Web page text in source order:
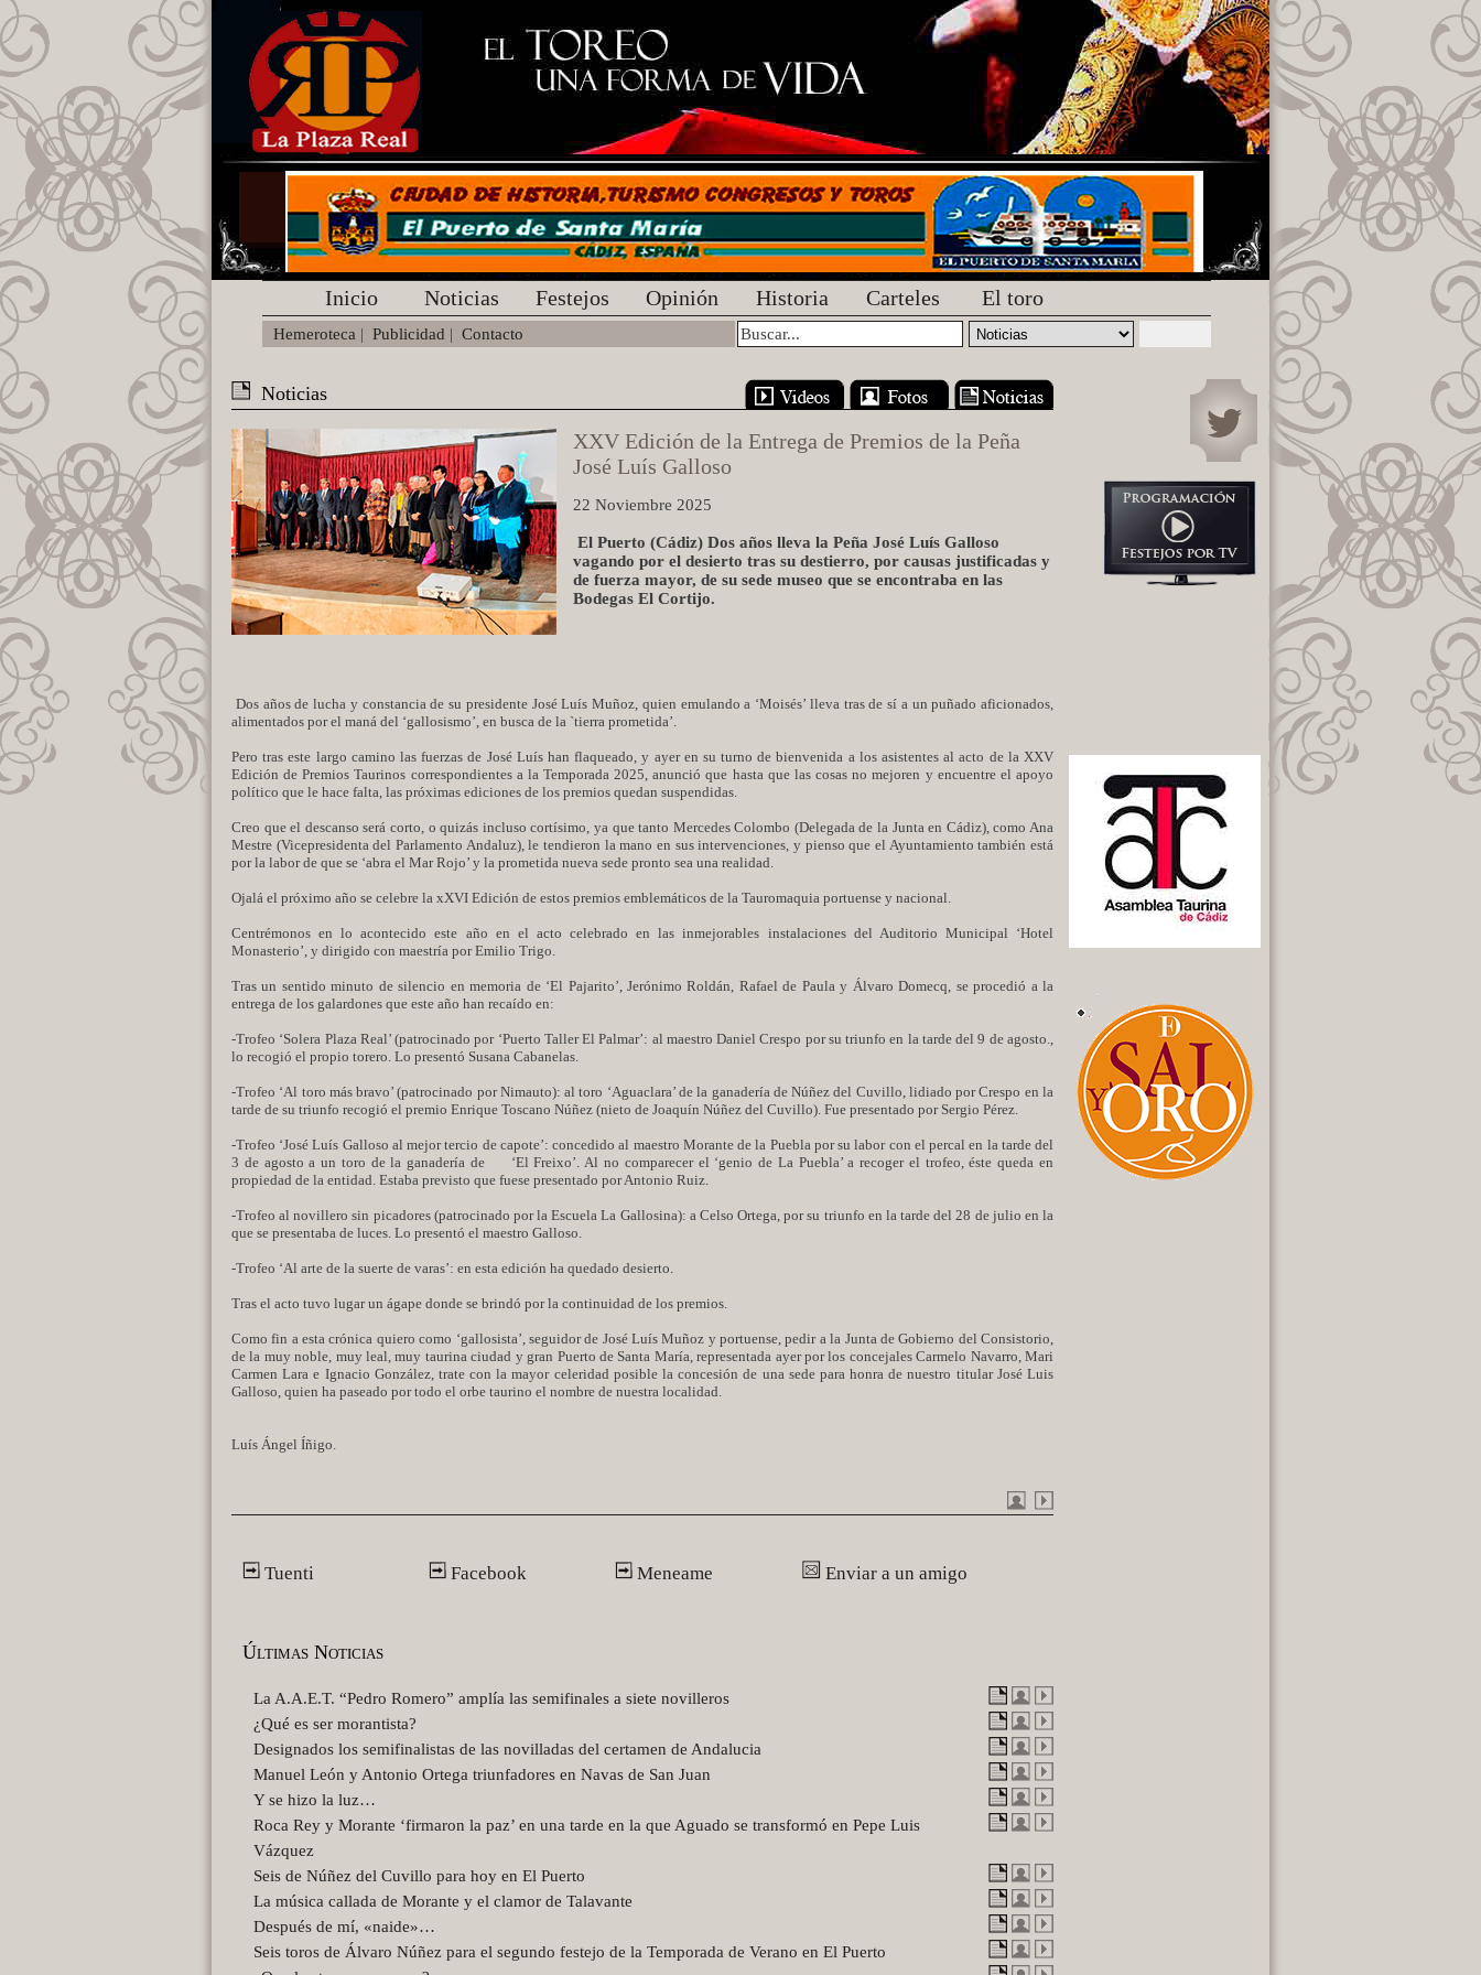
Inicio Noticias Festejos Opinión Historia Carteles El toro
Hemeroteca | Publicidad | Contacto
Noticias
XXV Edición de la Entrega de Premios de la Peña
José Luís Galloso
22 Noviembre 2025
El Puerto (Cádiz) Dos años lleva la Peña José Luís Galloso
vagando por el desierto tras su destierro, por causas justificadas y
de fuerza mayor, de su sede museo que se encontraba en las
Bodegas El Cortijo.
Dos años de lucha y constancia de su presidente José Luís Muñoz, quien emulando a ‘Moisés’ lleva tras de sí a un puñado aficionados,
alimentados por el maná del ‘gallosismo’, en busca de la `tierra prometida’.
Pero tras este largo camino las fuerzas de José Luís han flaqueado, y ayer en su turno de bienvenida a los asistentes al acto de la XXV
Edición de Premios Taurinos correspondientes a la Temporada 2025, anunció que hasta que las cosas no mejoren y encuentre el apoyo
político que le hace falta, las próximas ediciones de los premios quedan suspendidas.
Creo que el descanso será corto, o quizás incluso cortísimo, ya que tanto Mercedes Colombo (Delegada de la Junta en Cádiz), como Ana
Mestre (Vicepresidenta del Parlamento Andaluz), le tendieron la mano en sus intervenciones, y pienso que el Ayuntamiento también está
por la labor de que se ‘abra el Mar Rojo’ y la prometida nueva sede pronto sea una realidad.
Ojalá el próximo año se celebre la xXVI Edición de estos premios emblemáticos de la Tauromaquia portuense y nacional.
Centrémonos en lo acontecido este año en el acto celebrado en las inmejorables instalaciones del Auditorio Municipal ‘Hotel
Monasterio’, y dirigido con maestría por Emilio Trigo.
Tras un sentido minuto de silencio en memoria de ‘El Pajarito’, Jerónimo Roldán, Rafael de Paula y Álvaro Domecq, se procedió a la
entrega de los galardones que este año han recaído en:
-Trofeo ‘Solera Plaza Real’ (patrocinado por ‘Puerto Taller El Palmar’: al maestro Daniel Crespo por su triunfo en la tarde del 9 de agosto.,
lo recogió el propio torero. Lo presentó Susana Cabanelas.
-Trofeo ‘Al toro más bravo’ (patrocinado por Nimauto): al toro ‘Aguaclara’ de la ganadería de Núñez del Cuvillo, lidiado por Crespo en la
tarde de su triunfo recogió el premio Enrique Toscano Núñez (nieto de Joaquín Núñez del Cuvillo). Fue presentado por Sergio Pérez.
-Trofeo ‘José Luís Galloso al mejor tercio de capote’: concedido al maestro Morante de la Puebla por su labor con el percal en la tarde del
3 de agosto a un toro de la ganadería de ‘El Freixo’. Al no comparecer el ‘genio de La Puebla’ a recoger el trofeo, éste queda en
propiedad de la entidad. Estaba previsto que fuese presentado por Antonio Ruiz.
-Trofeo al novillero sin picadores (patrocinado por la Escuela La Gallosina): a Celso Ortega, por su triunfo en la tarde del 28 de julio en la
que se presentaba de luces. Lo presentó el maestro Galloso.
-Trofeo ‘Al arte de la suerte de varas’: en esta edición ha quedado desierto.
Tras el acto tuvo lugar un ágape donde se brindó por la continuidad de los premios.
Como fin a esta crónica quiero como ‘gallosista’, seguidor de José Luís Muñoz y portuense, pedir a la Junta de Gobierno del Consistorio,
de la muy noble, muy leal, muy taurina ciudad y gran Puerto de Santa María, representada ayer por los concejales Carmelo Navarro, Mari
Carmen Lara e Ignacio González, trate con la mayor celeridad posible la concesión de una sede para honra de nuestro titular José Luis
Galloso, quien ha paseado por todo el orbe taurino el nombre de nuestra localidad.
Luís Ángel Íñigo.
Tuenti Facebook Meneame Enviar a un amigo
Últimas Noticias
La A.A.E.T. “Pedro Romero” amplía las semifinales a siete novilleros
¿Qué es ser morantista?
Designados los semifinalistas de las novilladas del certamen de Andalucia
Manuel León y Antonio Ortega triunfadores en Navas de San Juan
Y se hizo la luz…
Roca Rey y Morante ‘firmaron la paz’ en una tarde en la que Aguado se transformó en Pepe Luis
Vázquez
Seis de Núñez del Cuvillo para hoy en El Puerto
La música callada de Morante y el clamor de Talavante
Después de mí, «naide»…
Seis toros de Álvaro Núñez para el segundo festejo de la Temporada de Verano en El Puerto